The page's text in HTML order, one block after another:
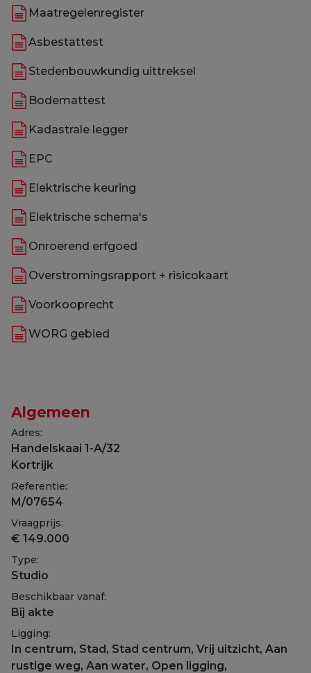
Maatregelenregister
Asbestattest
Stedenbouwkundig uittreksel
Bodemattest
Kadastrale legger
EPC
Elektrische keuring
Elektrische schema's
Onroerend erfgoed
Overstromingsrapport + risicokaart
Voorkooprecht
WORG gebied
Algemeen
Adres:
Handelskaai 1-A/32
Kortrijk
Referentie:
M/07654
Vraagprijs:
€ 149.000
Type:
Studio
Beschikbaar vanaf:
Bij akte
Ligging:
In centrum, Stad, Stad centrum, Vrij uitzicht, Aan
rustige weg, Aan water, Open ligging,